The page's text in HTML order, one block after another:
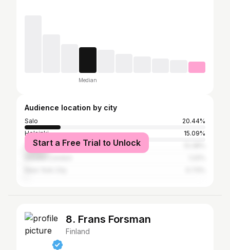
Median
Audience location by city
Salo
20.44%
Helsinki
15.09%
Turku
Start a Free Trial to Unlock
8. Frans Forsman
Finland